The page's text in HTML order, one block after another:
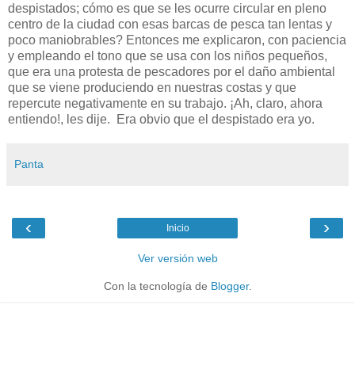
despistados; cómo es que se les ocurre circular en pleno
centro de la ciudad con esas barcas de pesca tan lentas y
poco maniobrables? Entonces me explicaron, con paciencia
y empleando el tono que se usa con los niños pequeños,
que era una protesta de pescadores por el daño ambiental
que se viene produciendo en nuestras costas y que
repercute negativamente en su trabajo. ¡Ah, claro, ahora
entiendo!, les dije. Era obvio que el despistado era yo.
Panta
‹ ›
Inicio
Ver versión web
Con la tecnología de Blogger.